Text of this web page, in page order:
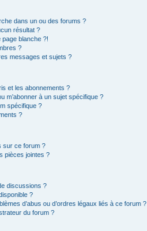
dans un ou des forums ?
résultat ?
blanche ?!
?
messages et sujets ?
et les abonnements ?
m’abonner à un sujet spécifique ?
spécifique ?
?
sur ce forum ?
pièces jointes ?
discussions ?
?
d’abus ou d’ordres légaux liés à ce forum ?
du forum ?